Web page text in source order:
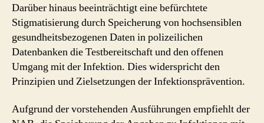
Darüber hinaus beeinträchtigt eine befürchtete
Stigmatisierung durch Speicherung von hochsensiblen
gesundheitsbezogenen Daten in polizeilichen
Datenbanken die Testbereitschaft und den offenen
Umgang mit der Infektion. Dies widerspricht den
Prinzipien und Zielsetzungen der Infektionsprävention.
Aufgrund der vorstehenden Ausführungen empfiehlt der